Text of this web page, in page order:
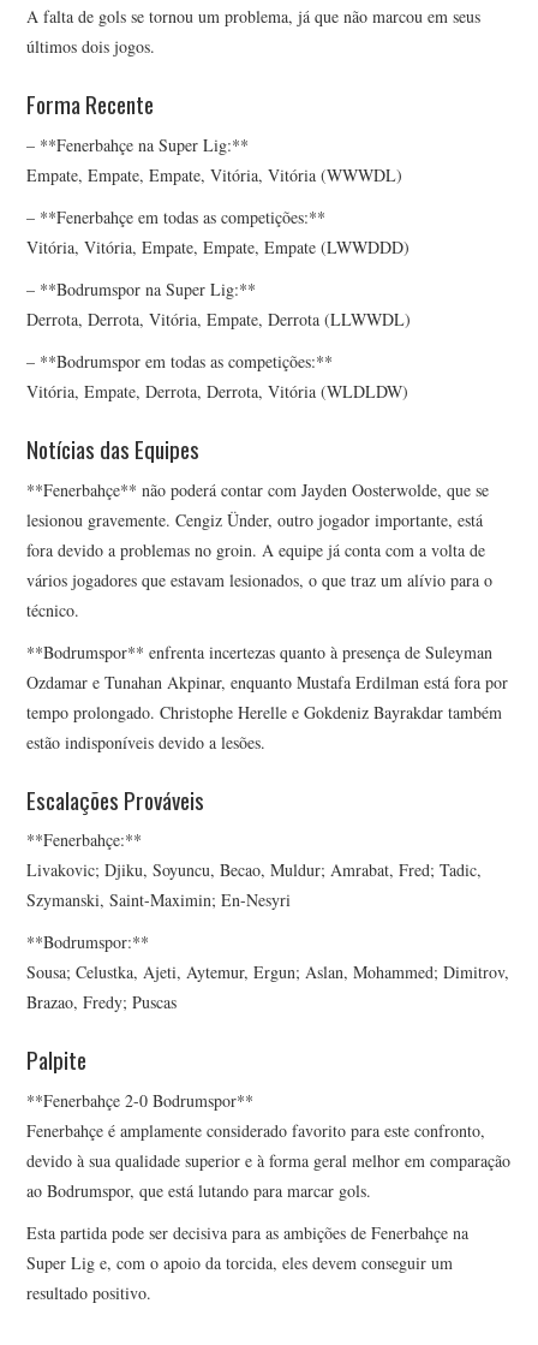
A falta de gols se tornou um problema, já que não marcou em seus
últimos dois jogos.
Forma Recente
– **Fenerbahçe na Super Lig:**
Empate, Empate, Empate, Vitória, Vitória (WWWDL)
– **Fenerbahçe em todas as competições:**
Vitória, Vitória, Empate, Empate, Empate (LWWDDD)
– **Bodrumspor na Super Lig:**
Derrota, Derrota, Vitória, Empate, Derrota (LLWWDL)
– **Bodrumspor em todas as competições:**
Vitória, Empate, Derrota, Derrota, Vitória (WLDLDW)
Notícias das Equipes
**Fenerbahçe** não poderá contar com Jayden Oosterwolde, que se
lesionou gravemente. Cengiz Ünder, outro jogador importante, está
fora devido a problemas no groin. A equipe já conta com a volta de
vários jogadores que estavam lesionados, o que traz um alívio para o
técnico.
**Bodrumspor** enfrenta incertezas quanto à presença de Suleyman
Ozdamar e Tunahan Akpinar, enquanto Mustafa Erdilman está fora por
tempo prolongado. Christophe Herelle e Gokdeniz Bayrakdar também
estão indisponíveis devido a lesões.
Escalações Prováveis
**Fenerbahçe:**
Livakovic; Djiku, Soyuncu, Becao, Muldur; Amrabat, Fred; Tadic,
Szymanski, Saint-Maximin; En-Nesyri
**Bodrumspor:**
Sousa; Celustka, Ajeti, Aytemur, Ergun; Aslan, Mohammed; Dimitrov,
Brazao, Fredy; Puscas
Palpite
**Fenerbahçe 2-0 Bodrumspor**
Fenerbahçe é amplamente considerado favorito para este confronto,
devido à sua qualidade superior e à forma geral melhor em comparação
ao Bodrumspor, que está lutando para marcar gols.
Esta partida pode ser decisiva para as ambições de Fenerbahçe na
Super Lig e, com o apoio da torcida, eles devem conseguir um
resultado positivo.